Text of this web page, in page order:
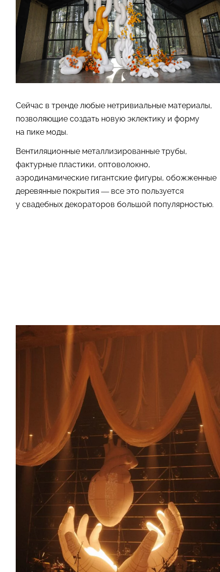
Сейчас в тренде любые нетривиальные материалы,
позволяющие создать новую эклектику и форму
на пике моды.
Вентиляционные металлизированные трубы,
фактурные пластики, оптоволокно,
аэродинамические гигантские фигуры, обожженные
деревянные покрытия — все это пользуется
у свадебных декораторов большой популярностью.